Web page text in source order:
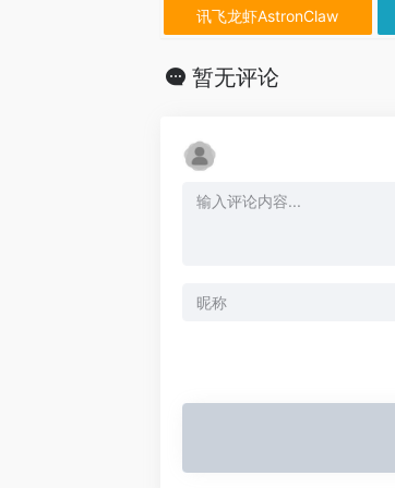
讯飞龙虾AstronClaw
暂无评论